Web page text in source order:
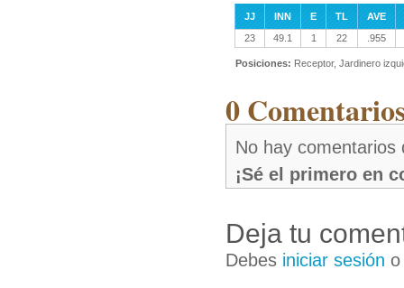
JJ INN E TL
AVE
23
49.1 1 22 .955
Posiciones: Receptor, Jardinero
0
No hay comentarios
¡Sé el primero en
Deja tu
Debes iniciar sesión